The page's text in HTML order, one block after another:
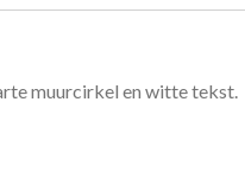
muurcirkel en witte tekst.